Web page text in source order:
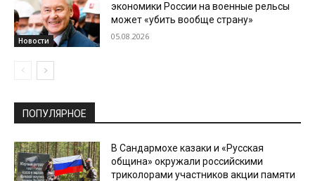
Новости
экономики России на военные рельсы
может «убить вообще страну»
05.08.2026
ПОПУЛЯРНОЕ
В Сандармохе казаки и «Русская
община» окружали российскими
триколорами участников акции памяти